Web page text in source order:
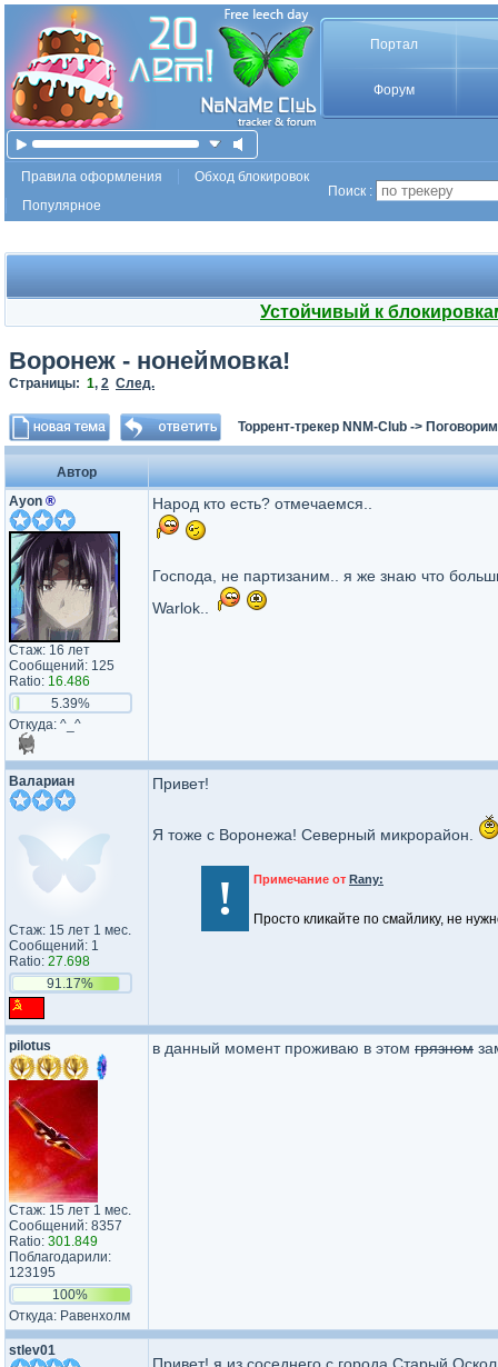
Портал
Форум
Правила оформления
Обход блокировок
Популярное
Поиск :
Устойчивый к
Воронеж - нонеймовка!
Страницы: 1, 2 След.
Торрент-трекер NNM-Club -> Поговорим
Автор
Ayon ®
Стаж: 16 лет
Сообщений: 125
Ratio: 16.486
5.39%
Откуда: ^_^
Народ кто есть? отмечаемся..
Господа, не партизаним.. я же знаю что
Warlok..
Валариан
Стаж: 15 лет 1 мес.
Сообщений: 1
Ratio: 27.698
91.17%
Привет!
Я тоже с Воронежа! Северный микрорайон.
! Примечание от Rany:
Просто кликайте по смайлику, не
pilotus
Стаж: 15 лет 1 мес.
Сообщений: 8357
Ratio: 301.849
Поблагодарили:
123195
100%
Откуда: Равенхолм
в данный момент проживаю в этом грязном
stlev01